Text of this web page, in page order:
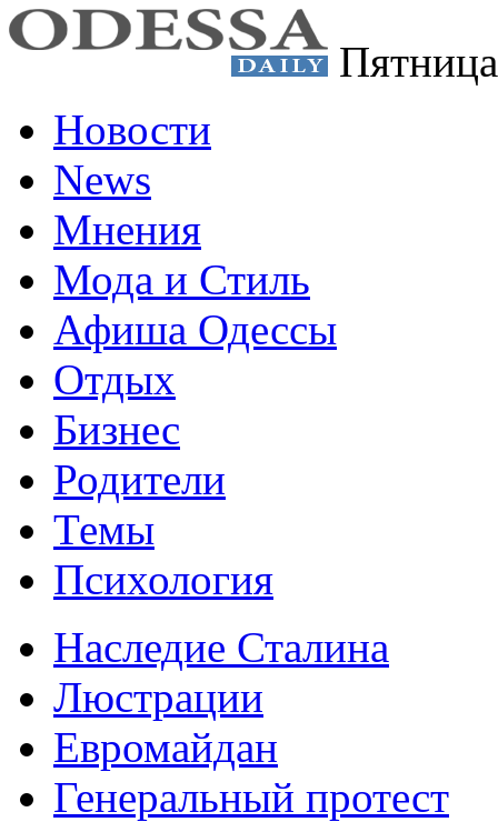
Новости
News
Мнения
Мода и Стиль
Афиша Одессы
Отдых
Бизнес
Родители
Темы
Психология
Наследие Сталина
Люстрации
Евромайдан
Генеральный протест